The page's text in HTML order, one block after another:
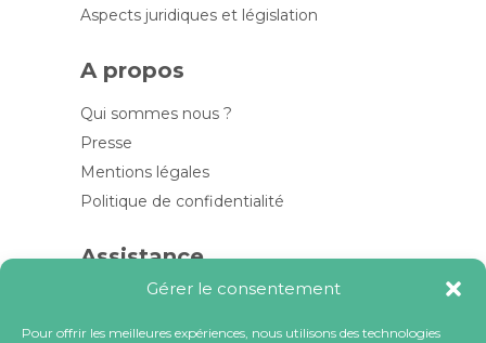
Gérer le consentement
Pour offrir les meilleures expériences, nous utilisons des technologies
Aspects juridiques et législation
A propos
Qui sommes nous ?
Presse
Mentions légales
Politique de confidentialité
Assistance
Contactez-nous
FAQ